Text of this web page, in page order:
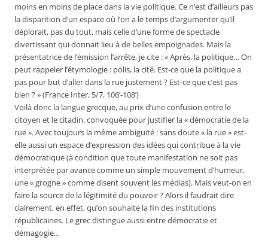
moins en moins de place dans la vie politique. Ce n’est d’ailleurs pas
la disparition d’un espace où l’on a le temps d’argumenter qu’il
déplorait, pas du tout, mais celle d’une forme de spectacle
divertissant qui donnait lieu à de belles empoignades. Mais la
présentatrice de l’émission l’arrête, je cite : « Après, la politique… On
peut rappeler l’étymologie : polis, la cité. Est-ce que la politique a
pas pour but d’aller dans la rue justement ? Est-ce que c’est pas
bien ? » (France Inter, 5/7, 106’-108’)
Voilà donc la langue grecque, au prix d’une confusion entre le
citoyen et le citadin, convoquée pour justifier la « démocratie de la
rue ». Avec toujours la même ambiguïté : sans doute « la rue » est-
elle aussi un espace d’expression des idées qui contribue à la vie
démocratique (à condition que toute manifestation ne soit pas
interprétée par avance comme un simple mouvement d’humeur,
une « grogne » comme disent souvent les médias). Mais veut-on en
faire la source de la légitimité du pouvoir ? Alors il faudrait dire
clairement, en effet, qu’on souhaite la fin des institutions
républicaines. Le grec distingue aussi entre démocratie et
démagogie…